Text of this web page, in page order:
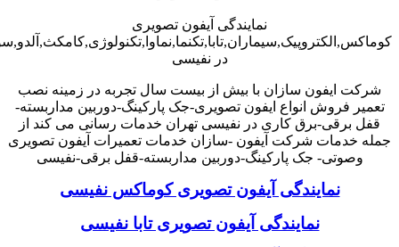
نمایندگی آیفون تصویری
در نفیسی
شرکت ایفون سازان با بیش از بیست سال تجربه در زمینه نصب
تعمیر فروش انواع ایفون تصویری-جک پارکینگ-دوربین مداربسته-
قفل برقی-برق کاری در نفیسی تهران خدمات رسانی می کند از
جمله خدمات شرکت آیفون -سازان خدمات تعمیرات آیفون تصویری
وصوتی- جک پارکینگ-دوربین مداربسته-قفل برقی-نفیسی
نمایندگی آیفون تصویری کوماکس نفیسی
نمایندگی آیفون تصویری تابا نفیسی